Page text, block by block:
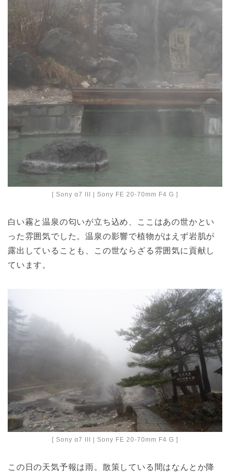
[ Sony α7 III | Sony FE 20-70mm F4 G ]
白い霧と温泉の匂いが立ち込め、ここはあの世かとい
った雰囲気でした。温泉の影響で植物がはえず岩肌が
露出していることも、この世ならざる雰囲気に貢献し
ています。
[ Sony α7 III | Sony FE 20-70mm F4 G ]
この日の天気予報は雨。散策している間はなんとか降